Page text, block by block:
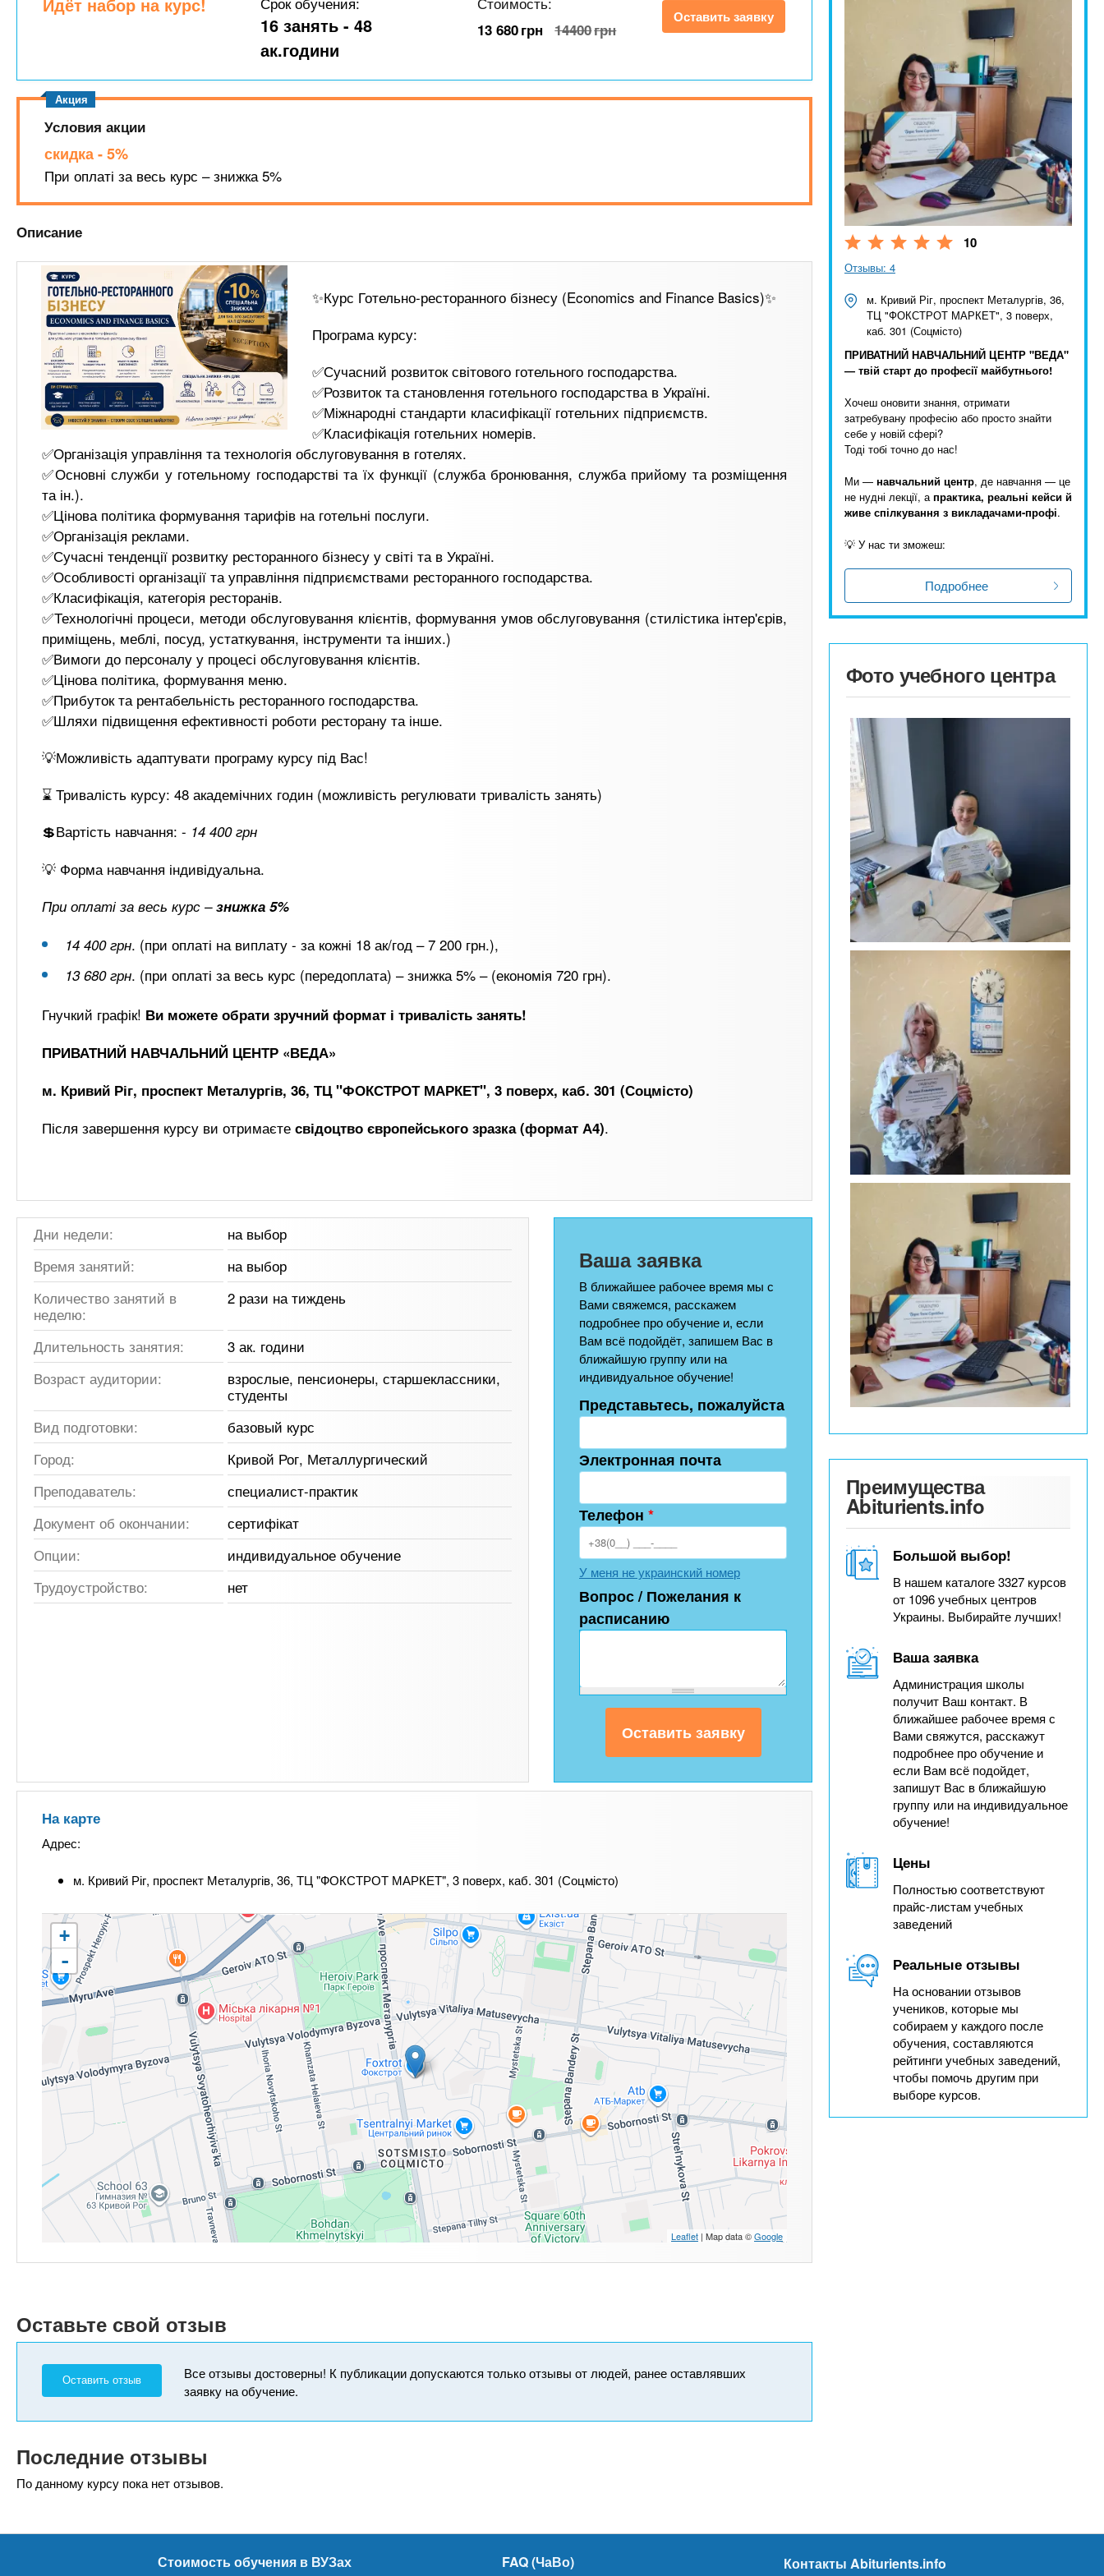
n
t
s
i
n
f
в
е
и
16 занять - 48
ак.години
13 680грн 14400грн
Оставить заявку
Условия акции
скидка - 5%
При оплаті за весь курс – знижка 5%
Описание
✨Курс Готельно-ресторанного бізнесу (Economics and Finance Basics)✨
Програма курсу:
✅Сучасний розвиток світового готельного господарства.
✅Розвиток та становлення готельного господарства в Україні.
✅Міжнародні стандарти класифікації готельних підприємств.
✅Класифікація готельних номерів.
✅Організація управління та технологія обслуговування в готелях.
✅Основні служби у готельному господарстві та їх функції (служба бронювання, служба прийому та розміщення
та ін.).
✅Цінова політика формування тарифів на готельні послуги.
✅Організація реклами.
✅Сучасні тенденції розвитку ресторанного бізнесу у світі та в Україні.
✅Особливості організації та управління підприємствами ресторанного господарства.
✅Класифікація, категорія ресторанів.
✅Технологічні процеси, методи обслуговування клієнтів, формування умов обслуговування (стилістика інтер'єрів,
приміщень, меблі, посуд, устаткування, інструменти та інших.)
✅Вимоги до персоналу у процесі обслуговування клієнтів.
✅Цінова політика, формування меню.
✅Прибуток та рентабельність ресторанного господарства.
✅Шляхи підвищення ефективності роботи ресторану та інше.
💡Можливість адаптувати програму курсу під Вас!
⌛ Тривалість курсу: 48 академічних годин (можливість регулювати тривалість занять)
💲Вартість навчання: - 14 400грн
💡 Форма навчання індивідуальна.
При оплаті за весь курс –знижка 5%
14 400 грн. (при оплаті на виплату - за кожні 18 ак/год – 7 200 грн.),
13 680 грн. (при оплаті за весь курс (передоплата) – знижка 5% – (економія 720 грн).
Гнучкий графік! Ви можете обрати зручний формат і тривалість занять!
ПРИВАТНИЙ НАВЧАЛЬНИЙ ЦЕНТР «ВЕДА»
м. Кривий Ріг, проспект Металургів, 36, ТЦ "ФОКСТРОТ МАРКЕТ", 3 поверх, каб. 301 (Соцмісто)
Після завершення курсу ви отримаєте свідоцтво європейського зразка (формат А4).
Дни недели:
на выбор
Время занятий:
на выбор
Количество занятий в
неделю:
2 рази на тиждень
Длительность занятия:
3 ак. години
Возраст аудитории:
взрослые, пенсионеры, старшеклассники,
студенты
Вид подготовки:
базовый курс
Город:
Кривой Рог, Металлургический
Преподаватель:
специалист-практик
Документ об окончании:
сертифікат
Опции:
индивидуальное обучение
Трудоустройство:
нет
Ваша заявка
В ближайшее рабочее время мы с
Вами свяжемся, расскажем
подробнее про обучение и, если
Вам всё подойдёт, запишем Вас в
ближайшую группу или на
индивидуальное обучение!
Представьтесь, пожалуйста
Электронная почта
Телефон *
У меня не украинский номер
Вопрос / Пожелания к
расписанию
На карте
Адрес:
м. Кривий Ріг, проспект Металургів, 36, ТЦ "ФОКСТРОТ МАРКЕТ", 3 поверх, каб. 301 (Соцмісто)
+
-
Leaflet | Map data ©Google
Оставьте свой отзыв
Оставить отзыв
Все отзывы достоверны! К публикации допускаются только отзывы от людей, ранее оставлявших
заявку на обучение.
Последние отзывы
По данному курсу пока нет отзывов.
10
Отзывы: 4
м. Кривий Ріг, проспект Металургів, 36,
ТЦ "ФОКСТРОТ МАРКЕТ", 3 поверх,
каб. 301 (Соцмісто)
ПРИВАТНИЙ НАВЧАЛЬНИЙ ЦЕНТР "ВЕДА"
— твій старт до професії майбутнього!
Хочеш оновити знання, отримати
затребувану професію або просто знайти
себе у новій сфері?
Тоді тобі точно до нас!
Ми — навчальний центр, де навчання — це
не нудні лекції, апрактика, реальні кейси й
живе спілкування з викладачами-профі.
💡 У нас ти зможеш:
Подробнее
Фото учебного центра
Преимущества
Abiturients.info
Большой выбор!
В нашем каталоге 3327 курсов
от 1096 учебных центров
Украины. Выбирайте лучших!
Ваша заявка
Администрация школы
получит Ваш контакт. В
ближайшее рабочее время с
Вами свяжутся, расскажут
подробнее про обучение и
если Вам всё подойдет,
запишут Вас в ближайшую
группу или на индивидуальное
обучение!
Цены
Полностью соответствуют
прайс-листам учебных
заведений
Реальные отзывы
На основании отзывов
учеников, которые мы
собираем у каждого после
обучения, составляются
рейтинги учебных заведений,
чтобы помочь другим при
выборе курсов.
Стоимость обучения в ВУЗах
FAQ (ЧаВо)
Контакты Abiturients.info